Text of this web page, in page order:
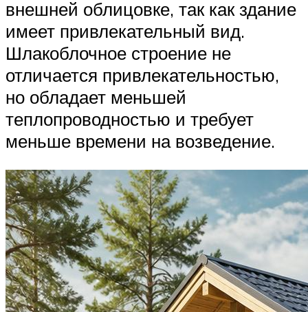
внешней облицовке, так как здание
имеет привлекательный вид.
Шлакоблочное строение не
отличается привлекательностью,
но обладает меньшей
теплопроводностью и требует
меньше времени на возведение.